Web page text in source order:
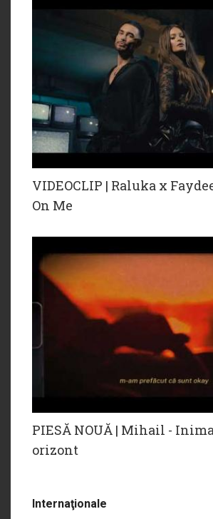
VIDEOCLIP | Raluka x
On Me
PIESĂ NOUĂ | Mihail -
orizont
Internaţionale